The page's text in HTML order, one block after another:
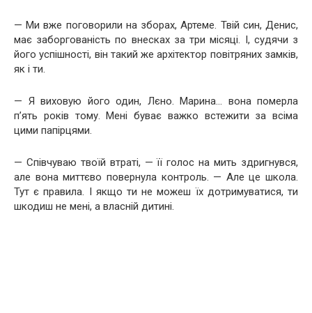
— Ми вже поговорили на зборах, Артеме. Твій син, Денис,
має заборгованість по внесках за три місяці. І, судячи з
його успішності, він такий же архітектор повітряних замків,
як і ти.
— Я виховую його один, Лєно. Марина… вона померла
п’ять років тому. Мені буває важко встежити за всіма
цими папірцями.
— Співчуваю твоїй втраті, — її голос на мить здригнувся,
але вона миттєво повернула контроль. — Але це школа.
Тут є правила. І якщо ти не можеш їх дотримуватися, ти
шкодиш не мені, а власній дитині.